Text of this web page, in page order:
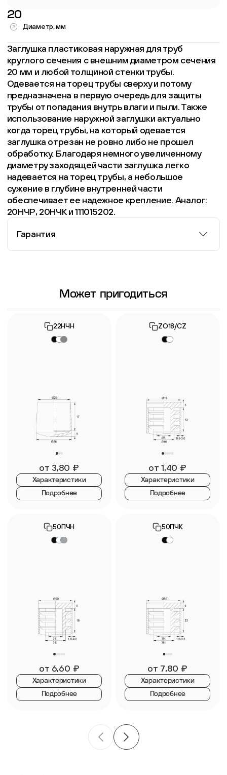
20
Диаметр, мм
Заглушка пластиковая наружная для труб
круглого сечения с внешним диаметром сечения
20 мм и любой толщиной стенки трубы.
Одевается на торец трубы сверху и потому
предназначена в первую очередь для защиты
трубы от попадания внутрь влаги и пыли. Также
использование наружной заглушки актуально
когда торец трубы, на который одевается
заглушка отрезан не ровно либо не прошел
обработку. Благодаря немного увеличенному
диаметру заходящей части заглушка легко
надевается на торец трубы, а небольшое
сужение в глубине внутренней части
обеспечивает ее надежное крепление. Аналог:
20НЧР, 20НЧК и 111015202.
Гарантия
Информация о гарантии
Может пригодиться
22НЧН
от 3,80 ₽
Характеристики
Подробнее
ZO18/CZ
от 1,40 ₽
Характеристики
Подробнее
50ПЧН
от 6,60 ₽
Характеристики
Подробнее
50ПЧК
от 7,80 ₽
Характеристики
Подробнее